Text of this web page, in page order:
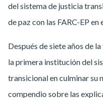
del sistema de justicia
de paz con las FARC-EP en
Después de siete años de
la primera institución del
transicional en culminar su
compendio sobre las